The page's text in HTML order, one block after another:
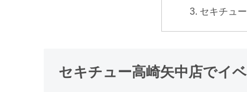
セキチュ
セキチュー高崎矢中店でイ